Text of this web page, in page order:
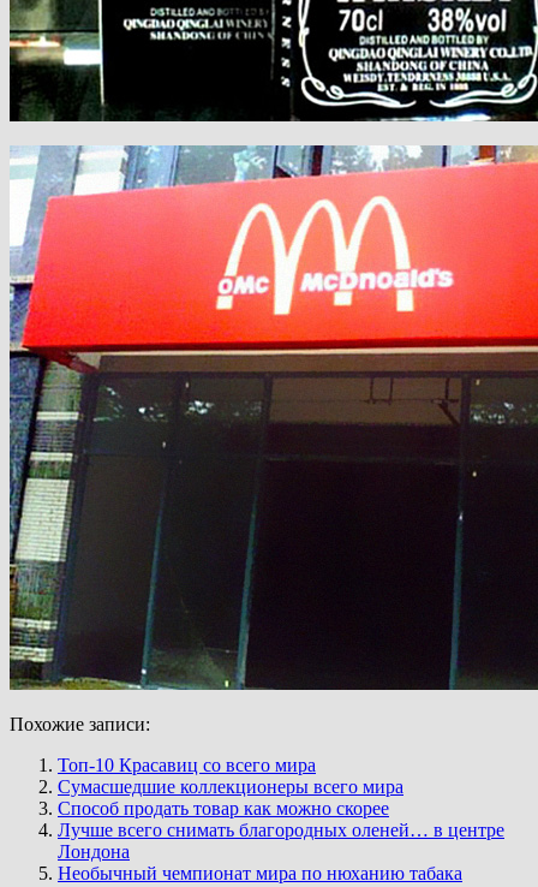
Похожие записи:
Топ-10 Красавиц со всего мира
Сумасшедшие коллекционеры всего мира
Способ продать товар как можно скорее
Лучше всего снимать благородных оленей… в центре
Лондона
Необычный чемпионат мира по нюханию табака